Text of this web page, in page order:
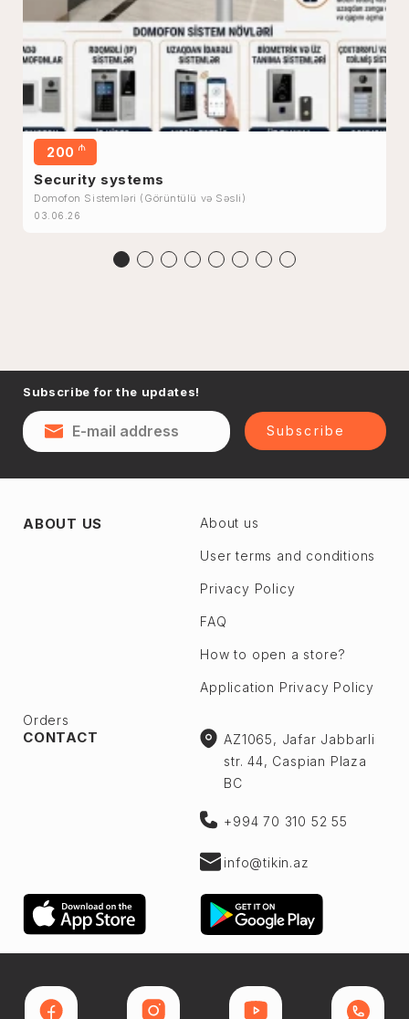
200 ₼
Security systems
Domofon Sistemləri (Görüntülü və Səsli)
03.06.26
Subscribe for the updates!
Subscribe
ABOUT US About us
User terms and conditions
Privacy Policy
FAQ
How to open a store?
Application Privacy Policy
Orders
CONTACT
AZ1065, Jafar Jabbarli
str. 44, Caspian Plaza
BC
+994 70 310 52 55
info@tikin.az